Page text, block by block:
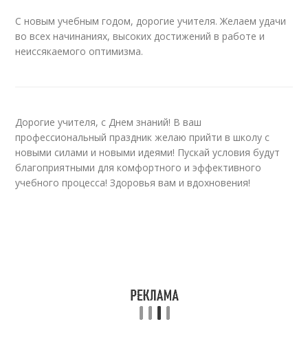
С новым учебным годом, дорогие учителя. Желаем удачи
во всех начинаниях, высоких достижений в работе и
неиссякаемого оптимизма.
Дорогие учителя, с Днем знаний! В ваш
профессиональный праздник желаю прийти в школу с
новыми силами и новыми идеями! Пускай условия будут
благоприятными для комфортного и эффективного
учебного процесса! Здоровья вам и вдохновения!